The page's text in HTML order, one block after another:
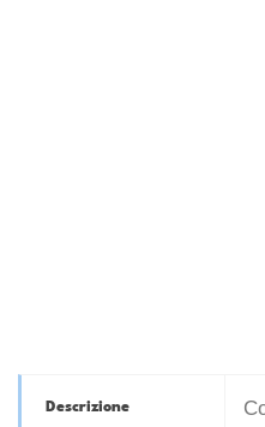
Descrizione